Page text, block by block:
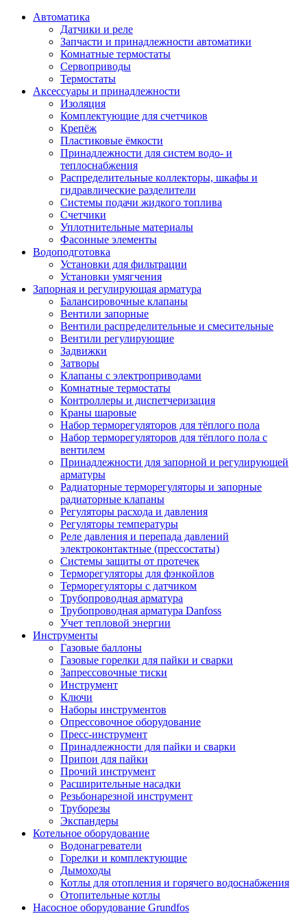
Автоматика
Датчики и реле
Запчасти и принадлежности автоматики
Комнатные термостаты
Сервоприводы
Термостаты
Аксессуары и принадлежности
Изоляция
Комплектующие для счетчиков
Крепёж
Пластиковые ёмкости
Принадлежности для систем водо- и
теплоснабжения
Распределительные коллекторы, шкафы и
гидравлические разделители
Системы подачи жидкого топлива
Счетчики
Уплотнительные материалы
Фасонные элементы
Водоподготовка
Установки для фильтрации
Установки умягчения
Запорная и регулирующая арматура
Балансировочные клапаны
Вентили запорные
Вентили распределительные и смесительные
Вентили регулирующие
Задвижки
Затворы
Клапаны с электроприводами
Комнатные термостаты
Контроллеры и диспетчеризация
Краны шаровые
Набор терморегуляторов для тёплого пола
Набор терморегуляторов для тёплого пола с
вентилем
Принадлежности для запорной и регулирующей
арматуры
Радиаторные терморегуляторы и запорные
радиаторные клапаны
Регуляторы расхода и давления
Регуляторы температуры
Реле давления и перепада давлений
электроконтактные (прессостаты)
Системы защиты от протечек
Терморегуляторы для фэнкойлов
Терморегуляторы с датчиком
Трубопроводная арматура
Трубопроводная арматура Danfoss
Учет тепловой энергии
Инструменты
Газовые баллоны
Газовые горелки для пайки и сварки
Запрессовочные тиски
Инструмент
Ключи
Наборы инструментов
Опрессовочное оборудование
Пресс-инструмент
Принадлежности для пайки и сварки
Припои для пайки
Прочий инструмент
Расширительные насадки
Резьбонарезной инструмент
Труборезы
Экспандеры
Котельное оборудование
Водонагреватели
Горелки и комплектующие
Дымоходы
Котлы для отопления и горячего водоснабжения
Отопительные котлы
Насосное оборудование Grundfos